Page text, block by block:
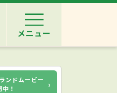
メニュー
ンドムービー
！
›